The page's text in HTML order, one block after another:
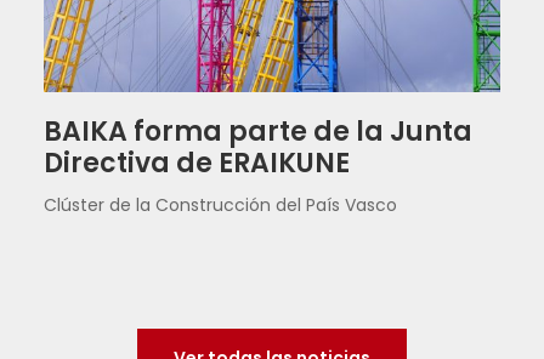
BAIKA forma parte de la Junta
Directiva de ERAIKUNE
Clúster de la Construcción del País Vasco